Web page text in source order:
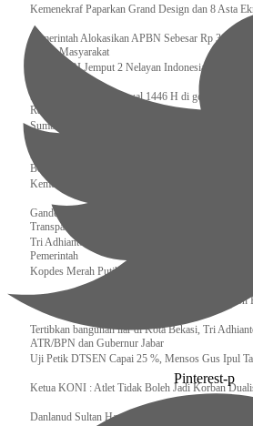
Kemenekraf Paparkan Grand Design dan 8 Asta
Pemerintah Alokasikan APBN Sebesar Rp 3,4
Gratis Masyarakat
Bakamla RI Jemput 2 Nelayan Indonesia di
Sidang Isbat Awal Syawal 1446 H di gelar oleh
Ramadan
Sumber Daya Adalah Tantangan Penanganan
Dukung Kelancaran Lalu Lintas Libur Idul Fitri
Berlakukan Diskon Tarif Sebesar 20%
Kemenekraf – Kemeninves Perkuat Sinergi Demi
Gandeng KPK , Gus Ipul Memastikan Penyaluran
Transparan dan Tepat Sasaran
Tri Adhianto Katakan : Tarling Sebagai Sarana
Pemerintah
Kopdes Merah Putih Instrumen Penting
Presiden, Prabowo Subianto Resmikan 17 Stadion
Tertibkan bangunan liar di Kota Bekasi, Tri
ATR/BPN dan Gubernur Jabar
Uji Petik DTSEN Capai 25 %, Mensos Gus Ipul
Ketua KONI : Atlet Tidak Boleh Jadi Korban
Danlanud Sultan Hasanuddin Ikuti Exit Meeting
Pinterest-p